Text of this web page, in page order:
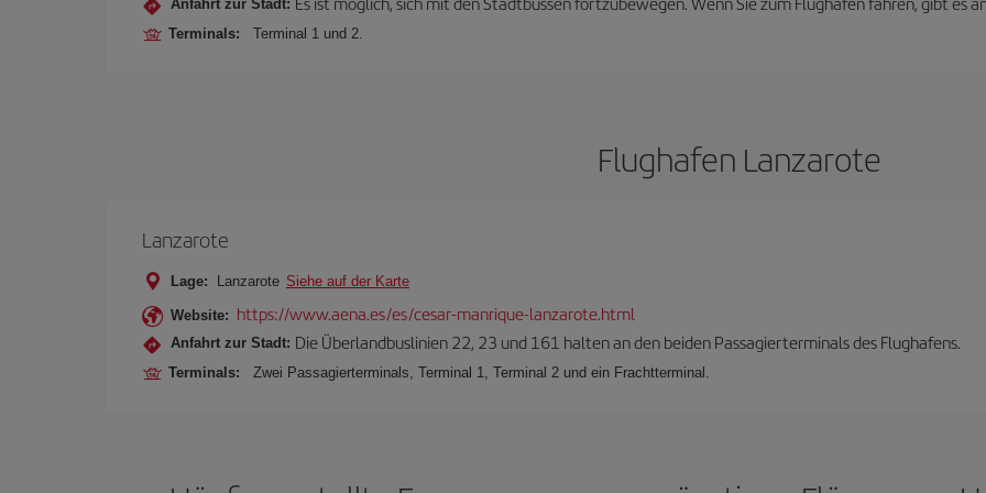
Anfahrt zur Stadt:
Terminals: Terminal 1 und 2.
Flughafen Lanzarote
Lanzarote
Lage: Lanzarote Siehe auf der Karte
Website: https://www.aena.es/es/cesar-manrique-lanzarote.html
Anfahrt zur Stadt: Die Überlandbuslinien 22, 23 und 161 halten an den beiden Passagierterminals des Flughafens.
Terminals: Zwei Passagierterminals, Terminal 1, Terminal 2 und ein Frachtterminal.